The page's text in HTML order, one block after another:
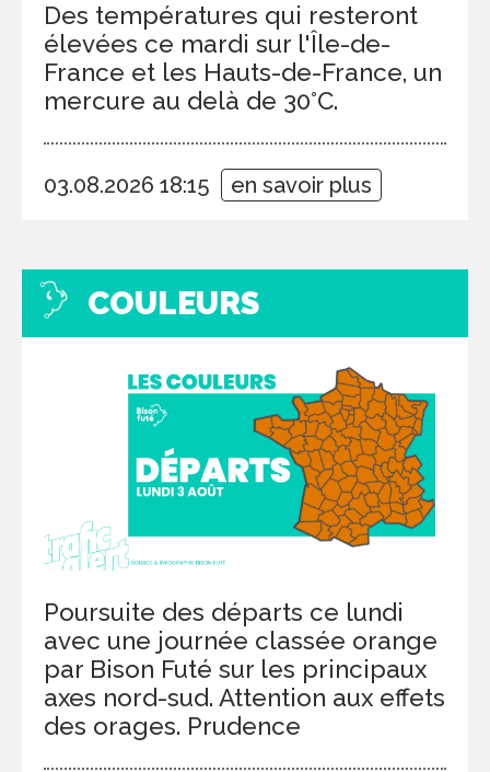
Des températures qui resteront
élevées ce mardi sur l'Île-de-
France et les Hauts-de-France, un
mercure au delà de 30°C.
03.08.2026 18:15 en savoir plus
COULEURS
Poursuite des départs ce lundi
avec une journée classée orange
par Bison Futé sur les principaux
axes nord-sud. Attention aux effets
des orages. Prudence